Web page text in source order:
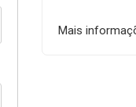
Mais